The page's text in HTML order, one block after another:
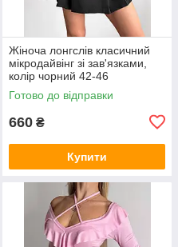
Жіноча лонгслів класичний
мікродайвінг зі зав'язками,
колір чорний 42-46
Готово до відправки
660 ₴
Купити